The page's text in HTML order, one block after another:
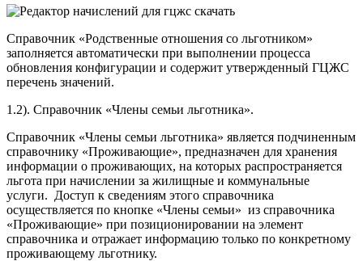
Справочник «Родственные отношения со льготником»
заполняется автоматически при выполнении процесса
обновления конфигурации и содержит утвержденный ГЦЖС
перечень значений.
1.2). Справочник «Члены семьи льготника».
Справочник «Члены семьи льготника» является подчиненным
справочнику «Проживающие», предназначен для хранения
информации о проживающих, на которых распространяется
льгота при начислении за жилищные и коммунальные
услуги. Доступ к сведениям этого справочника
осуществляется по кнопке «Члены семьи» из справочника
«Проживающие» при позиционировании на элемент
справочника и отражает информацию только по конкретному
проживающему льготнику.